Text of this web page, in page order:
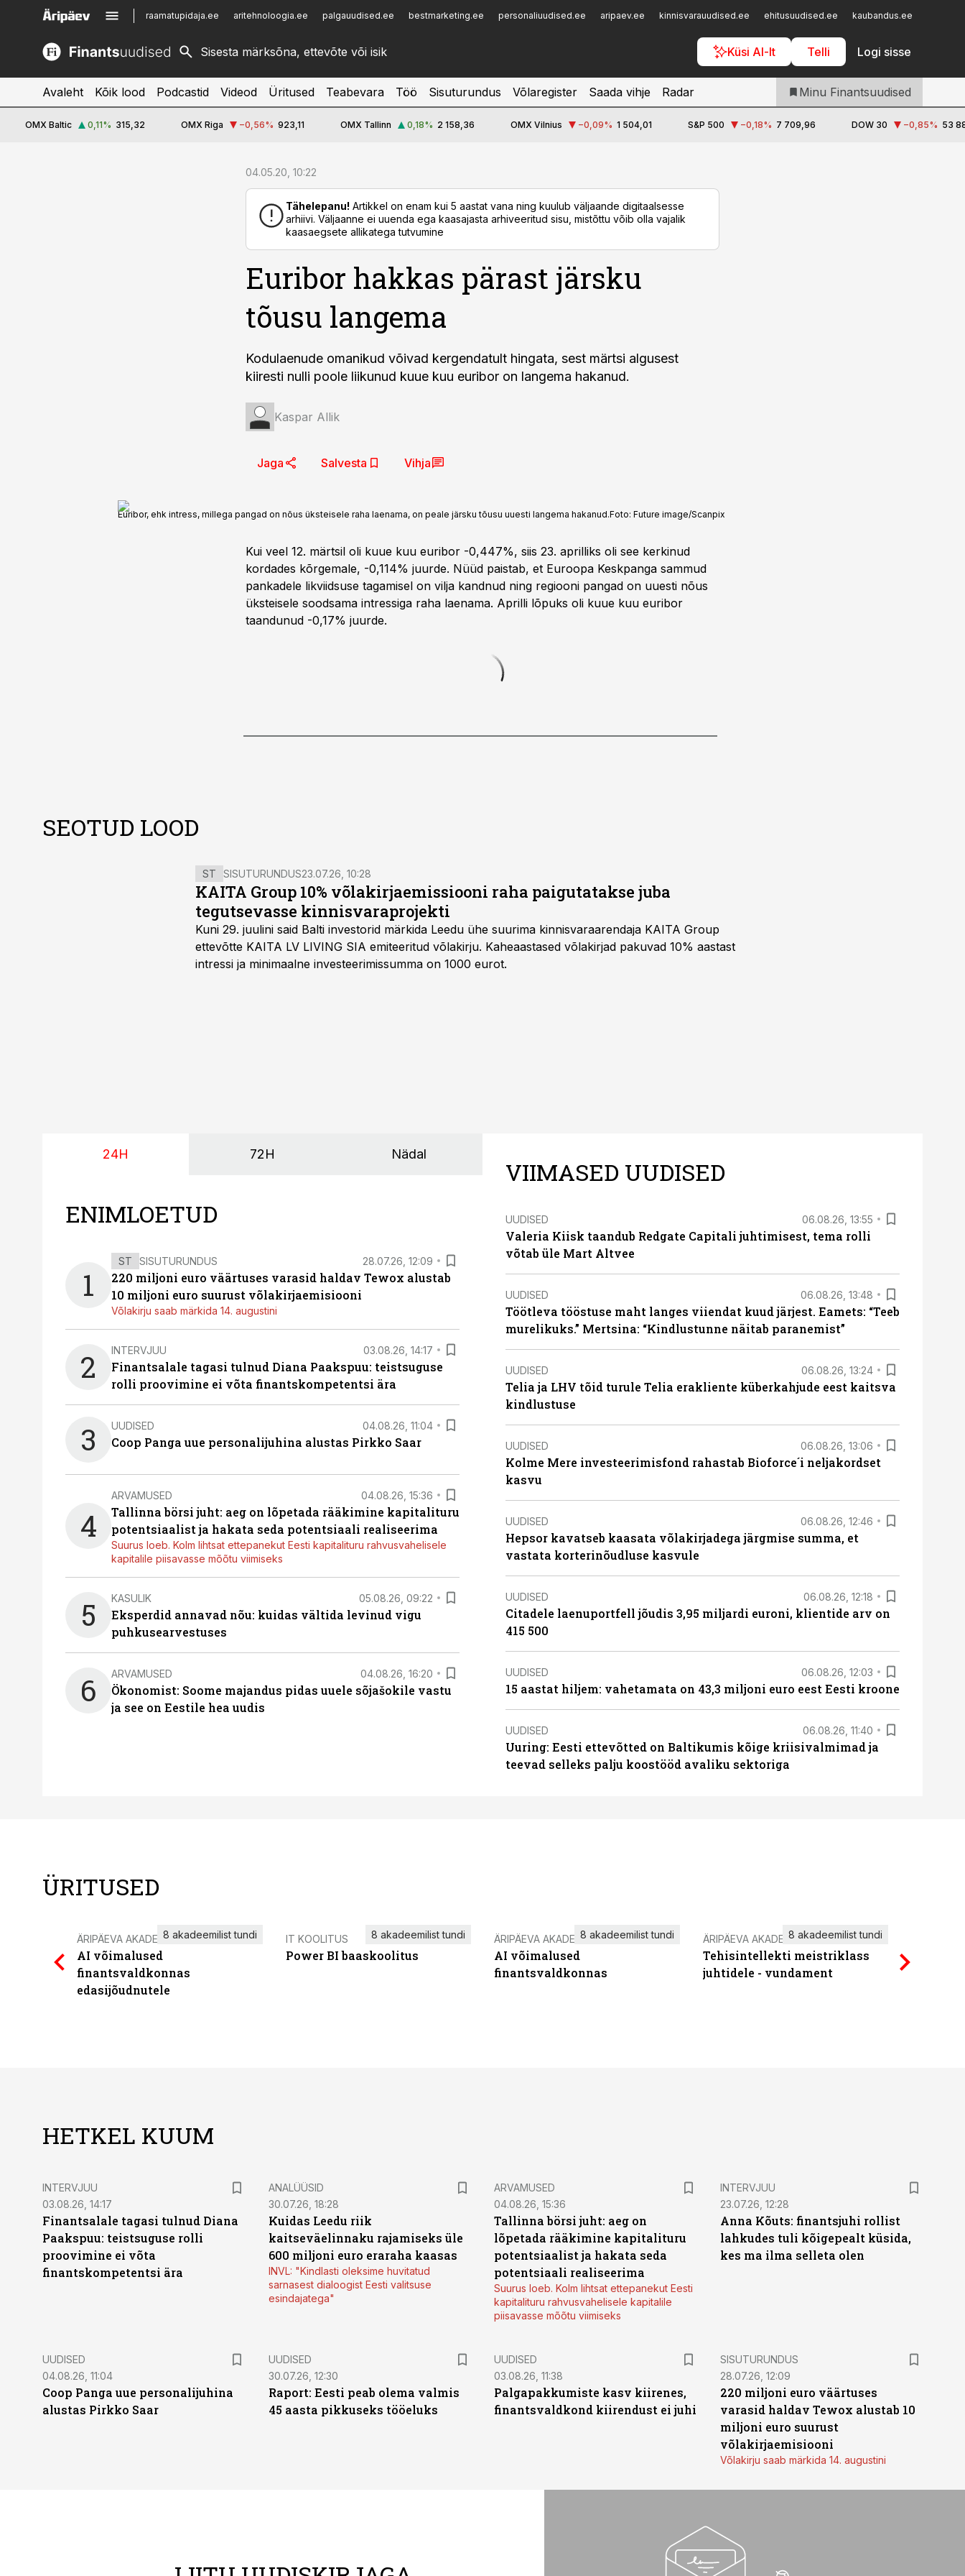
raamatupidaja.ee aritehnoloogia.ee palgauudised.ee bestmarketing.ee personaliuudised.ee aripaev.ee kinnisvarauudised.ee ehitusuudised.ee kaubandus.ee
Küsi AI-lt Telli Logi sisse
kinnisvarauudised.ee
logistikauudised.ee
imelineajalugu.ee
Infopank
Iseteenindus
Telli Finantsuudised
Avaleht Kõik lood Podcastid Videod Üritused Teabevara Töö Sisuturundus Võlaregister Saada vihje Radar Minu Finantsuudised
OMX Baltic 0,11% 315,32 OMX Riga −0,56% 923,11 OMX Tallinn 0,18% 2 158,36 OMX Vilnius −0,09% 1 504,01 S&P 500 −0,18% 7 709,96 DOW 30 −0,85% 53
04.05.20, 10:22
Tähelepanu! Artikkel on enam kui 5 aastat vana ning kuulub väljaande digitaalsesse
arhiivi. Väljaanne ei uuenda ega kaasajasta arhiveeritud sisu, mistõttu võib olla vajalik
kaasaegsete allikatega tutvumine
Euribor hakkas pärast järsku
tõusu langema
Kodulaenude omanikud võivad kergendatult hingata, sest märtsi algusest
kiiresti nulli poole liikunud kuue kuu euribor on langema hakanud.
Kaspar Allik
Jaga Salvesta Vihja
Euribor, ehk intress, millega pangad on nõus üksteisele raha laenama, on peale järsku tõusu uuesti langema hakanud.Foto: Future image/Scanpix
Kui veel 12. märtsil oli kuue kuu euribor -0,447%, siis 23. aprilliks oli see kerkinud
kordades kõrgemale, -0,114% juurde. Nüüd paistab, et Euroopa Keskpanga sammud
pankadele likviidsuse tagamisel on vilja kandnud ning regiooni pangad on uuesti nõus
üksteisele soodsama intressiga raha laenama. Aprilli lõpuks oli kuue kuu euribor
taandunud -0,17% juurde.
SEOTUD LOOD
ST SISUTURUNDUS23.07.26, 10:28
KAITA Group 10% võlakirjaemissiooni raha paigutatakse juba
tegutsevasse kinnisvaraprojekti
Kuni 29. juulini said Balti investorid märkida Leedu ühe suurima kinnisvaraarendaja KAITA Group
ettevõtte KAITA LV LIVING SIA emiteeritud võlakirju. Kaheaastased võlakirjad pakuvad 10% aastast
intressi ja minimaalne investeerimissumma on 1000 eurot.
24H 72H Nädal
ENIMLOETUD
1
ST SISUTURUNDUS 28.07.26, 12:09
220 miljoni euro väärtuses varasid haldav Tewox alustab
10 miljoni euro suurust võlakirjaemisiooni
Võlakirju saab märkida 14. augustini
2 INTERVJUU 03.08.26, 14:17
Finantsalale tagasi tulnud Diana Paakspuu: teistsuguse
rolli proovimine ei võta finantskompetentsi ära
3 UUDISED 04.08.26, 11:04
Coop Panga uue personalijuhina alustas Pirkko Saar
4
ARVAMUSED 04.08.26, 15:36
Tallinna börsi juht: aeg on lõpetada rääkimine kapitalituru
potentsiaalist ja hakata seda potentsiaali realiseerima
Suurus loeb. Kolm lihtsat ettepanekut Eesti kapitalituru rahvusvahelisele
kapitalile piisavasse mõõtu viimiseks
5 KASULIK 05.08.26, 09:22
Eksperdid annavad nõu: kuidas vältida levinud vigu
puhkusearvestuses
6 ARVAMUSED 04.08.26, 16:20
Ökonomist: Soome majandus pidas uuele sõjašokile vastu
ja see on Eestile hea uudis
VIIMASED UUDISED
UUDISED 06.08.26, 13:55
Valeria Kiisk taandub Redgate Capitali juhtimisest, tema rolli
võtab üle Mart Altvee
UUDISED 06.08.26, 13:48
Töötleva tööstuse maht langes viiendat kuud järjest. Eamets: “Teeb
murelikuks.” Mertsina: “Kindlustunne näitab paranemist”
UUDISED 06.08.26, 13:24
Telia ja LHV tõid turule Telia erakliente küberkahjude eest kaitsva
kindlustuse
UUDISED 06.08.26, 13:06
Kolme Mere investeerimisfond rahastab Bioforce´i neljakordset
kasvu
UUDISED 06.08.26, 12:46
Hepsor kavatseb kaasata võlakirjadega järgmise summa, et
vastata korterinõudluse kasvule
UUDISED 06.08.26, 12:18
Citadele laenuportfell jõudis 3,95 miljardi euroni, klientide arv on
415 500
UUDISED 06.08.26, 12:03
15 aastat hiljem: vahetamata on 43,3 miljoni euro eest Eesti kroone
UUDISED 06.08.26, 11:40
Uuring: Eesti ettevõtted on Baltikumis kõige kriisivalmimad ja
teevad selleks palju koostööd avaliku sektoriga
ÜRITUSED
ÄRIPÄEVA AKADEEMIA
AI võimalused
finantsvaldkonnas
edasijõudnutele
8 akadeemilist tundi IT KOOLITUS
Power BI baaskoolitus
8 akadeemilist tundi ÄRIPÄEVA AKADEEMIA
AI võimalused
finantsvaldkonnas
8 akadeemilist tundi ÄRIPÄEVA AKADEEMIA
Tehisintellekti meistriklass
juhtidele - vundament
8 akadeemilist tundi
HETKEL KUUM
INTERVJUU
03.08.26, 14:17
Finantsalale tagasi tulnud Diana
Paakspuu: teistsuguse rolli
proovimine ei võta
finantskompetentsi ära
ANALÜÜSID
30.07.26, 18:28
Kuidas Leedu riik
kaitseväelinnaku rajamiseks üle
600 miljoni euro eraraha kaasas
INVL: "Kindlasti oleksime huvitatud
sarnasest dialoogist Eesti valitsuse
esindajatega"
ARVAMUSED
04.08.26, 15:36
Tallinna börsi juht: aeg on
lõpetada rääkimine kapitalituru
potentsiaalist ja hakata seda
potentsiaali realiseerima
Suurus loeb. Kolm lihtsat ettepanekut Eesti
kapitalituru rahvusvahelisele kapitalile
piisavasse mõõtu viimiseks
INTERVJUU
23.07.26, 12:28
Anna Kõuts: finantsjuhi rollist
lahkudes tuli kõigepealt küsida,
kes ma ilma selleta olen
UUDISED
04.08.26, 11:04
Coop Panga uue personalijuhina
alustas Pirkko Saar
UUDISED
30.07.26, 12:30
Raport: Eesti peab olema valmis
45 aasta pikkuseks tööeluks
UUDISED
03.08.26, 11:38
Palgapakkumiste kasv kiirenes,
finantsvaldkond kiirendust ei juhi
ST
SISUTURUNDUS
28.07.26, 12:09
220 miljoni euro väärtuses
varasid haldav Tewox alustab 10
miljoni euro suurust
võlakirjaemisiooni
Võlakirju saab märkida 14. augustini